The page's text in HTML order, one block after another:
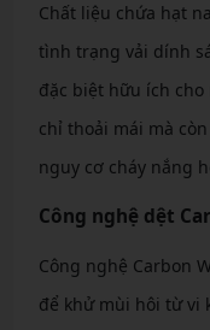
Chất liệu chứa hạt
tình trạng vải dính
đặc biệt hữu ích
chỉ thoải mái mà
nguy cơ cháy nắng
Công nghệ dệt
Công nghệ Carbon
để khử mùi hôi từ vi